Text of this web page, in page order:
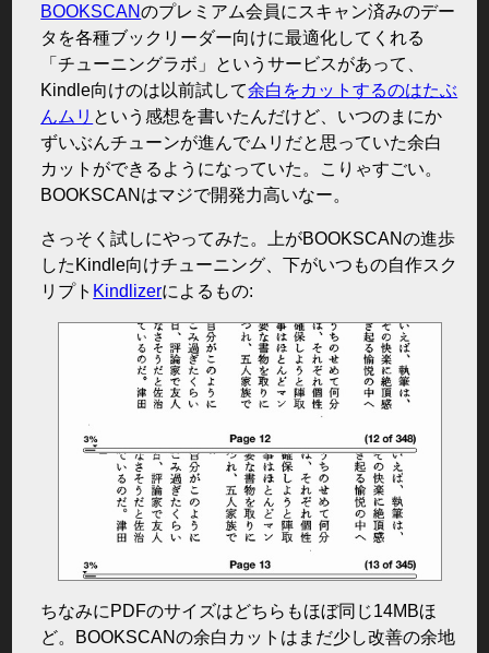
BOOKSCANのプレミアム会員にスキャン済みのデー
タを各種ブックリーダー向けに最適化してくれる
「チューニングラボ」というサービスがあって、
Kindle向けのは以前試して余白をカットするのはたぶ
んムリ という感想を書いたんだけど、いつのまにか
ずいぶんチューンが進んでムリだと思っていた余白
カットができるようになっていた。こりゃすごい。
BOOKSCANはマジで開発力高いなー。
さっそく試しにやってみた。上がBOOKSCANの進歩
したKindle向けチューニング、下がいつもの自作スク
リプト Kindlizerによるもの:
ちなみにPDFのサイズはどちらもほぼ同じ14MBほ
ど。BOOKSCANの余白カットはまだ少し改善の余地